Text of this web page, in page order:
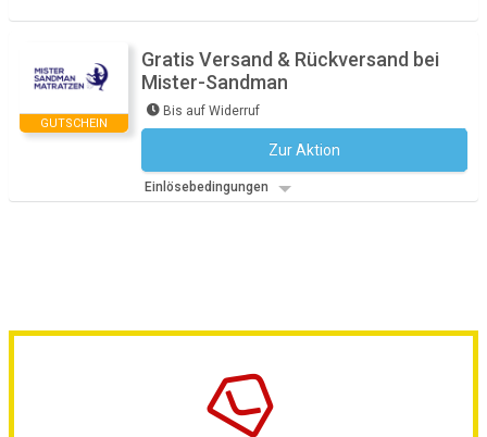
GUTSCHEIN
Gratis Versand & Rückversand bei
Mister-Sandman
Bis auf Widerruf
Zur Aktion
Einlösebedingungen